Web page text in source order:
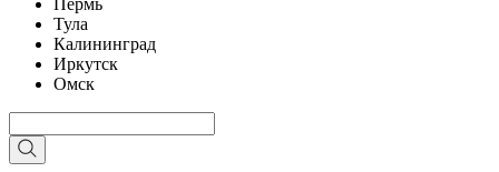
Пермь
Тула
Калининград
Иркутск
Омск